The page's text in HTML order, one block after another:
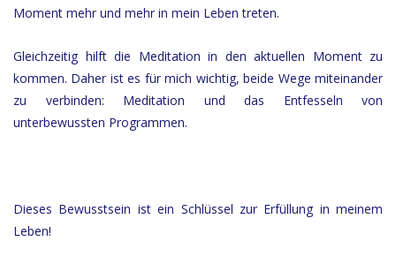
Moment mehr und mehr in mein Leben treten.
Gleichzeitig hilft die Meditation in den aktuellen Moment zu
kommen. Daher ist es für mich wichtig, beide Wege miteinander
zu verbinden: Meditation und das Entfesseln von
unterbewussten Programmen.
Dieses Bewusstsein ist ein Schlüssel zur Erfüllung in meinem
Leben!